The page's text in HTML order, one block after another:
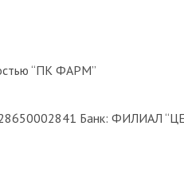
“ПК ФАРМ”
Банк: